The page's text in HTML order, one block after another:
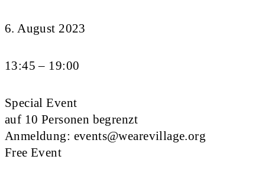
6. August 2023
13:45 – 19:00
Special Event
auf 10 Personen begrenzt
Anmeldung: events@wearevillage.org
Free Event